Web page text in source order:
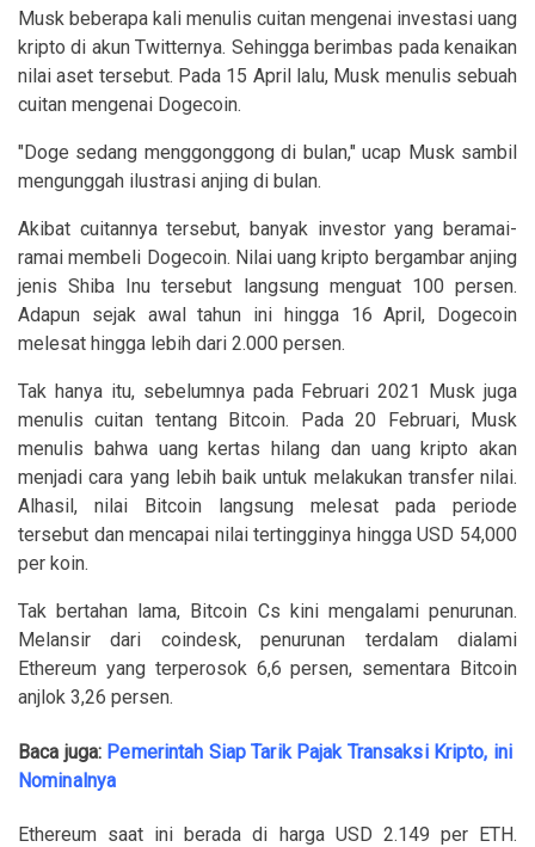
Musk beberapa kali menulis cuitan mengenai investasi uang
kripto di akun Twitternya. Sehingga berimbas pada kenaikan
nilai aset tersebut. Pada 15 April lalu, Musk menulis sebuah
cuitan mengenai Dogecoin.
"Doge sedang menggonggong di bulan," ucap Musk sambil
mengunggah ilustrasi anjing di bulan.
Akibat cuitannya tersebut, banyak investor yang beramai-
ramai membeli Dogecoin. Nilai uang kripto bergambar anjing
jenis Shiba Inu tersebut langsung menguat 100 persen.
Adapun sejak awal tahun ini hingga 16 April, Dogecoin
melesat hingga lebih dari 2.000 persen.
Tak hanya itu, sebelumnya pada Februari 2021 Musk juga
menulis cuitan tentang Bitcoin. Pada 20 Februari, Musk
menulis bahwa uang kertas hilang dan uang kripto akan
menjadi cara yang lebih baik untuk melakukan transfer nilai.
Alhasil, nilai Bitcoin langsung melesat pada periode
tersebut dan mencapai nilai tertingginya hingga USD 54,000
per koin.
Tak bertahan lama, Bitcoin Cs kini mengalami penurunan.
Melansir dari coindesk, penurunan terdalam dialami
Ethereum yang terperosok 6,6 persen, sementara Bitcoin
anjlok 3,26 persen.
Baca juga: Pemerintah Siap Tarik Pajak Transaksi Kripto, ini
Nominalnya
Ethereum saat ini berada di harga USD 2.149 per ETH.